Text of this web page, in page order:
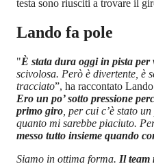
testa sono riusciti a trovare il
Lando fa pole
"È stata dura oggi in pista per
scivolosa. Però è divertente, è
tracciato”, ha raccontato
Ero un po’ sotto pressione
primo giro , per cui c’è stato
quanto mi sarebbe piaciuto.
messo tutto insieme quando
Siamo in ottima forma. Il team